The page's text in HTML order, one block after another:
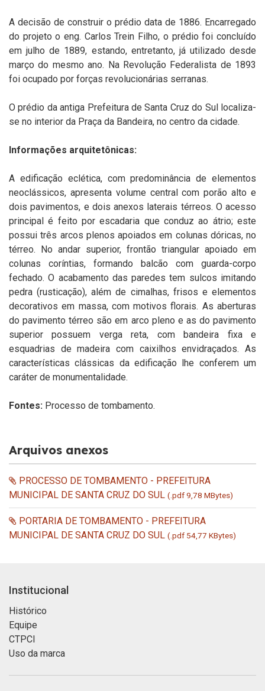
A decisão de construir o prédio data de 1886. Encarregado
do projeto o eng. Carlos Trein Filho, o prédio foi concluído
em julho de 1889, estando, entretanto, já utilizado desde
março do mesmo ano. Na Revolução Federalista de 1893
foi ocupado por forças revolucionárias serranas.
O prédio da antiga Prefeitura de Santa Cruz do Sul localiza-
se no interior da Praça da Bandeira, no centro da cidade.
Informações arquitetônicas:
A edificação eclética, com predominância de elementos
neoclássicos, apresenta volume central com porão alto e
dois pavimentos, e dois anexos laterais térreos. O acesso
principal é feito por escadaria que conduz ao átrio; este
possui três arcos plenos apoiados em colunas dóricas, no
térreo. No andar superior, frontão triangular apoiado em
colunas coríntias, formando balcão com guarda-corpo
fechado. O acabamento das paredes tem sulcos imitando
pedra (rusticação), além de cimalhas, frisos e elementos
decorativos em massa, com motivos florais. As aberturas
do pavimento térreo são em arco pleno e as do pavimento
superior possuem verga reta, com bandeira fixa e
esquadrias de madeira com caixilhos envidraçados. As
características clássicas da edificação lhe conferem um
caráter de monumentalidade.
Fontes: Processo de tombamento.
Arquivos anexos
PROCESSO DE TOMBAMENTO - PREFEITURA
MUNICIPAL DE SANTA CRUZ DO SUL (.pdf 9,78 MBytes)
PORTARIA DE TOMBAMENTO - PREFEITURA
MUNICIPAL DE SANTA CRUZ DO SUL (.pdf 54,77 KBytes)
Institucional
Histórico
Equipe
CTPCI
Uso da marca